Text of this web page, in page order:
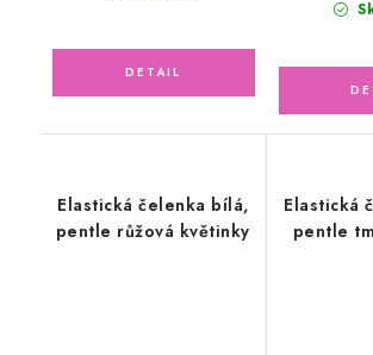
Elastická čelenka bílá,
pentle růžová květinky
Elastická
pentle